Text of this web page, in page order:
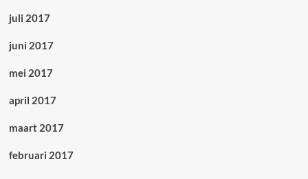
juli 2017
juni 2017
mei 2017
april 2017
maart 2017
februari 2017